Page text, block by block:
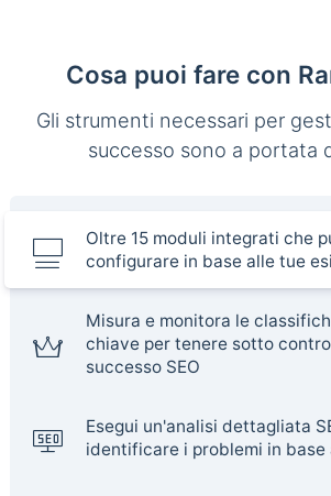
Cosa puoi fare con
Gli strumenti necessari per
successo sono a portata
Oltre 15 moduli integrati che
configurare in base alle tue
Misura e monitora le
chiave per tenere sotto
successo SEO
Esegui un'analisi dettagliata
identificare i problemi in